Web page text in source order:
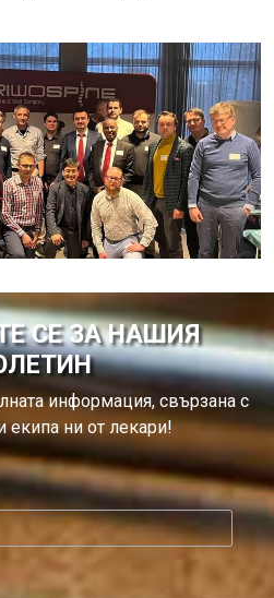
СЕ ЗА НАШИЯ
информация, свързана с
екипа ни от лекари!